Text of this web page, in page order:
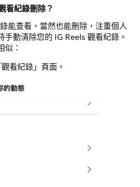
看紀錄刪除？
能查看，當然也能刪除，注重個人
手動清除您的 IG Reels 觀看紀錄。
似：
看紀錄」頁面。